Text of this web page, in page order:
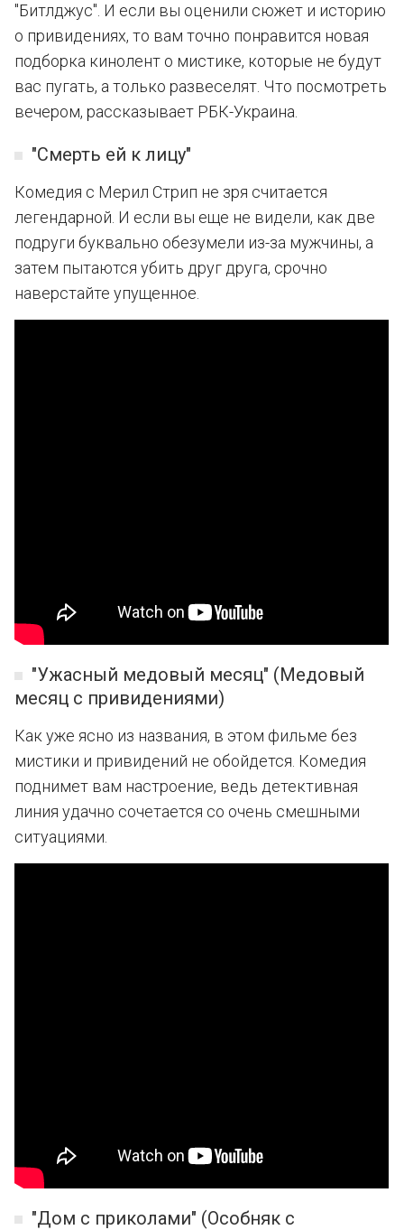
"Битлджус". И если вы оценили сюжет и историю
о привидениях, то вам точно понравится новая
подборка кинолент о мистике, которые не будут
вас пугать, а только развеселят. Что посмотреть
вечером, рассказывает РБК-Украина.
"Смерть ей к лицу"
Комедия с Мерил Стрип не зря считается
легендарной. И если вы еще не видели, как две
подруги буквально обезумели из-за мужчины, а
затем пытаются убить друг друга, срочно
наверстайте упущенное.
"Ужасный медовый месяц" (Медовый
месяц с привидениями)
Как уже ясно из названия, в этом фильме без
мистики и привидений не обойдется. Комедия
поднимет вам настроение, ведь детективная
линия удачно сочетается со очень смешными
ситуациями.
"Дом с приколами" (Особняк с